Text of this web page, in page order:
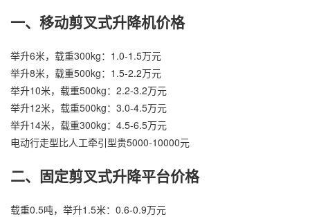
一、移动剪叉式升降机价格
举升6米，载重300kg：1.0-1.5万元
举升8米，载重500kg：1.5-2.2万元
举升10米，载重500kg：2.2-3.2万元
举升12米，载重500kg：3.0-4.5万元
举升14米，载重300kg：4.5-6.5万元
电动行走型比人工牵引型贵5000-10000元
二、固定剪叉式升降平台价格
载重0.5吨，举升1.5米：0.6-0.9万元